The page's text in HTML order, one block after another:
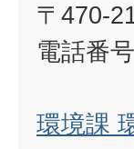
〒470-
電話番
環境課